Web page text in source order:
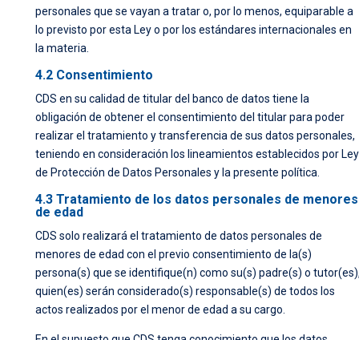
personales que se vayan a tratar o, por lo menos, equiparable a
lo previsto por esta Ley o por los estándares internacionales en
la materia.
4.2 Consentimiento
CDS en su calidad de titular del banco de datos tiene la
obligación de obtener el consentimiento del titular para poder
realizar el tratamiento y transferencia de sus datos personales,
teniendo en consideración los lineamientos establecidos por Ley
de Protección de Datos Personales y la presente política.
4.3 Tratamiento de los datos personales de menores
de edad
CDS solo realizará el tratamiento de datos personales de
menores de edad con el previo consentimiento de la(s)
persona(s) que se identifique(n) como su(s) padre(s) o
quien(es) serán considerado(s) responsable(s) de todos los
actos realizados por el menor de edad a su cargo.